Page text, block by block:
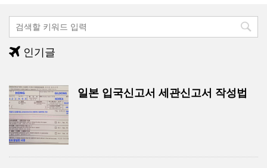
인기글
일본 입국신고서 세관신고서 작성법